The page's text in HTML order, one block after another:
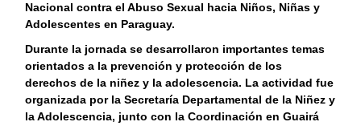
Nacional contra el Abuso Sexual hacia Niños, Niñas y
Adolescentes en Paraguay.
Durante la jornada se desarrollaron importantes temas
orientados a la prevención y protección de los
derechos de la niñez y la adolescencia. La actividad fue
organizada por la Secretaría Departamental de la Niñez y
la Adolescencia, junto con la Coordinación en Guairá